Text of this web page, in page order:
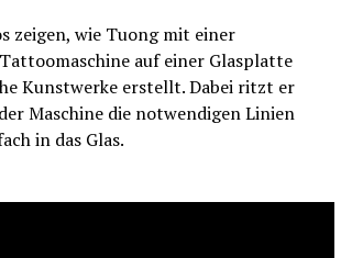
zeigen, wie Tuong mit einer
auf einer Glasplatte
Kunstwerke erstellt. Dabei ritzt er
Maschine die notwendigen Linien
in das Glas.